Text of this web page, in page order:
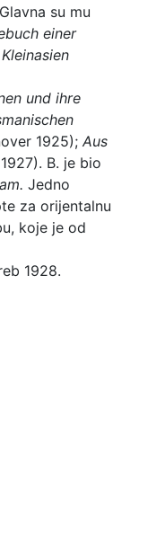
su mu
einer
und ihre
1925); Aus
B. je bio
Jedno
za orijentalnu
koje je od
1928.